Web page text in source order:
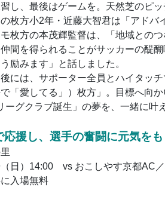
し、最後はゲームを。天然芝のピ
枚方小2年・近藤大智君は「アドバ
モ枚方の本茂輝監督は、「地域との
間を得られることがサッカーの醍
励みます」と話しました。
には、サポーター全員とハイタッ
「愛してる」）枚方」。目標へ向
ーグクラブ誕生」の夢を、一緒に叶
応援し、選手の奮闘に元気をも
日）14:00 vs おこしやす京都AC
入場無料